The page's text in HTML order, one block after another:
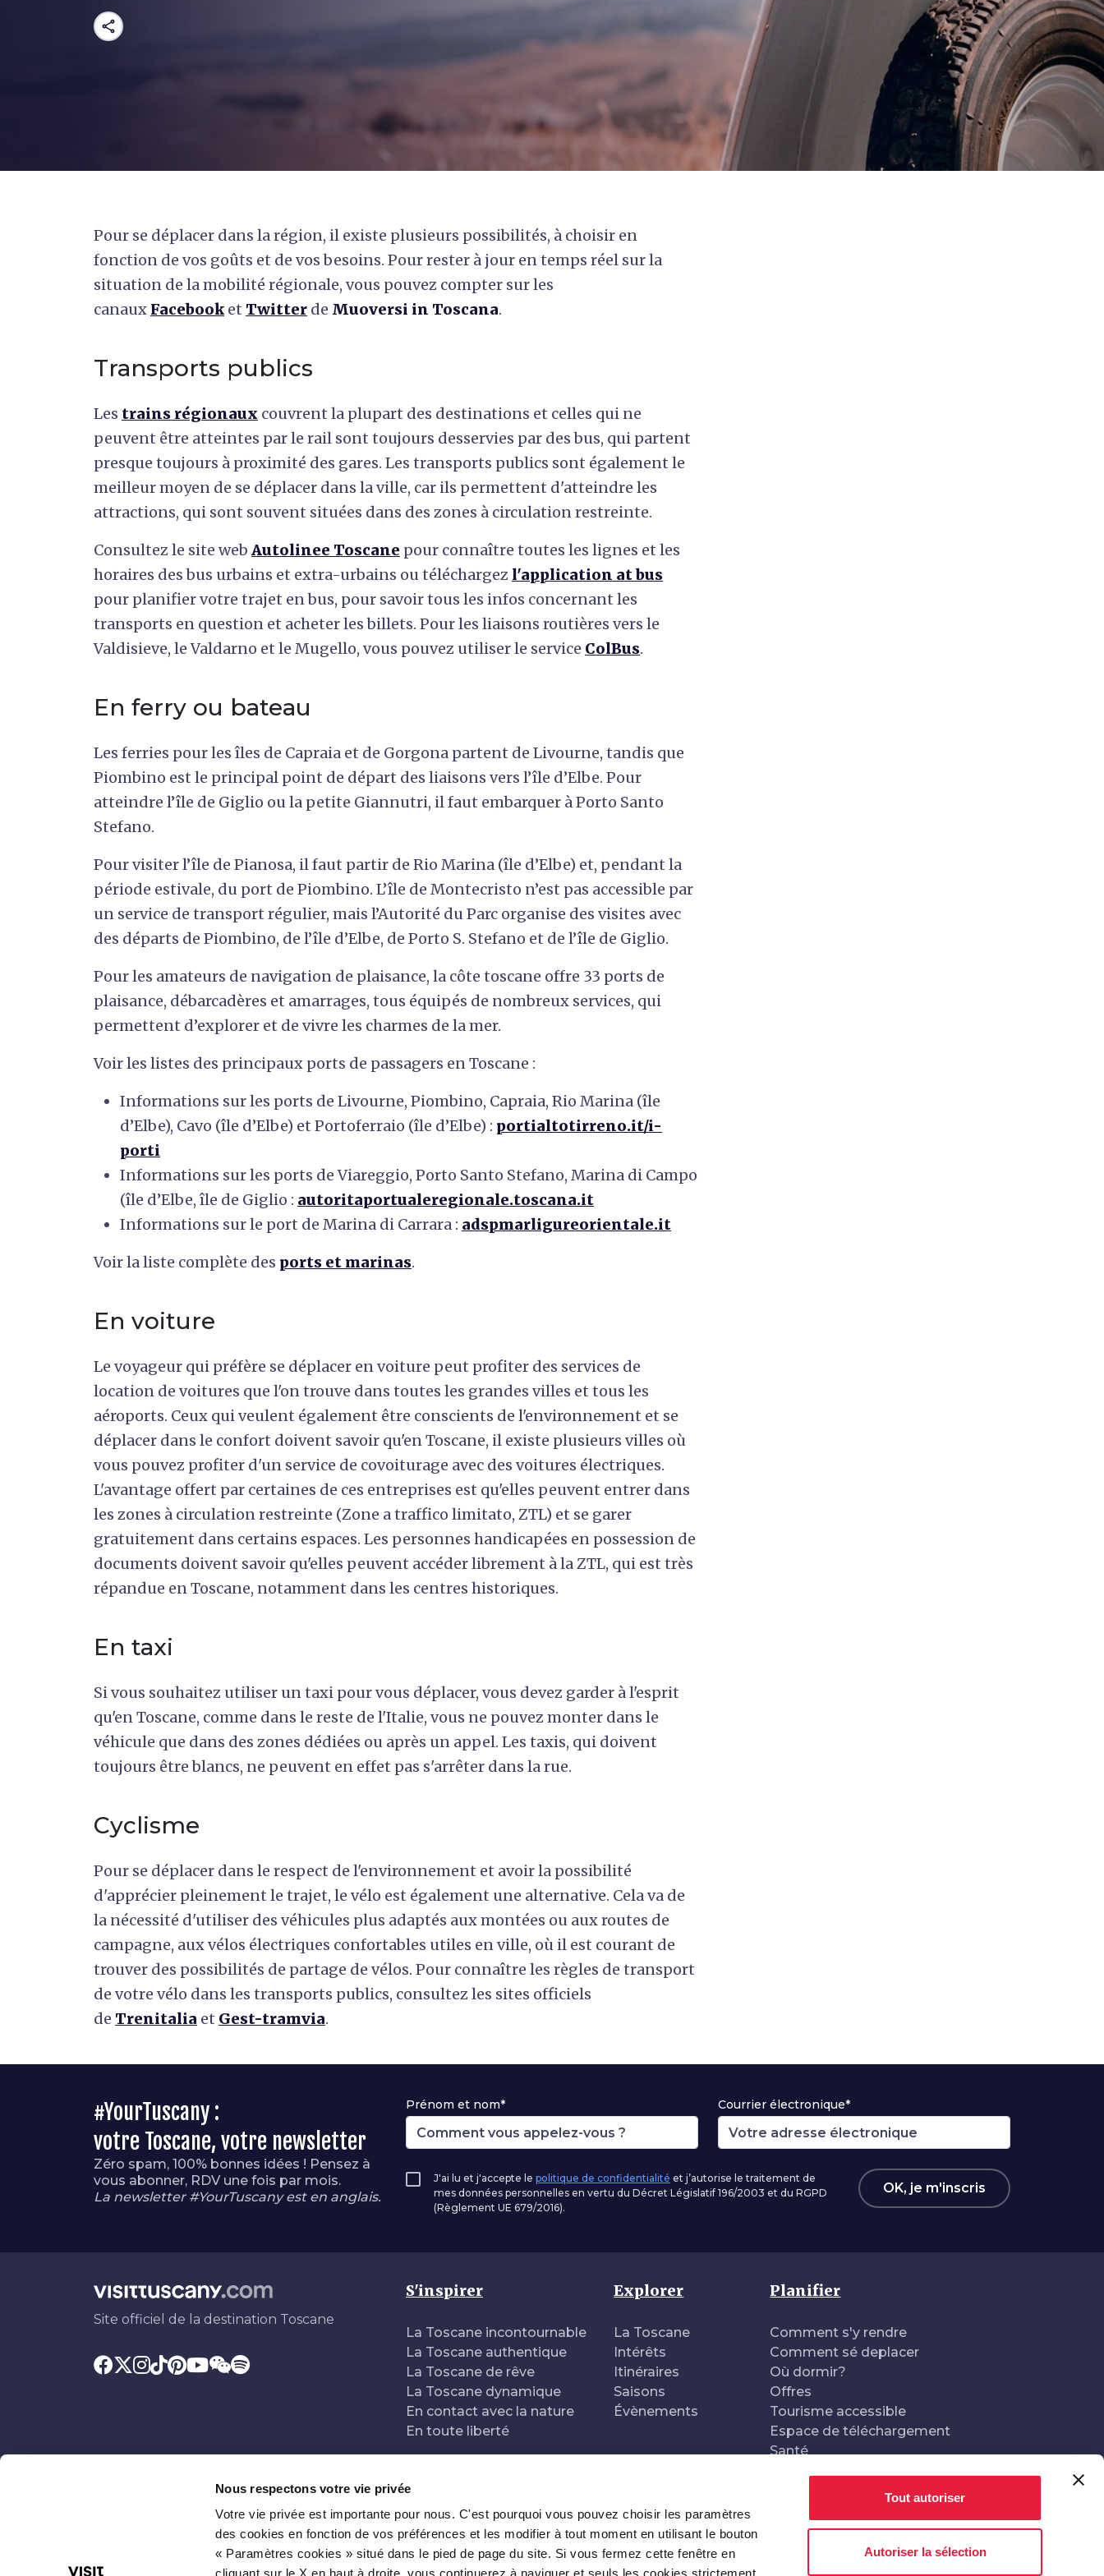
Nous respectons votre vie privée
Votre vie privée est importante pour nous. C'est pourquoi vous pouvez choisir les paramètres
des cookies en fonction de vos préférences et les modifier à tout moment en utilisant le bouton
« Paramètres cookies » situé dans le pied de page du site. Si vous fermez cette fenêtre en
Tout autoriser
Autoriser la sélection
share
Pour se déplacer dans la région, il existe plusieurs possibilités, à choisir en
fonction de vos goûts et de vos besoins. Pour rester à jour en temps réel sur la
situation de la mobilité régionale, vous pouvez compter sur les
canaux Facebook et Twitter de Muoversi in Toscana.
Transports publics
Les trains régionaux couvrent la plupart des destinations et celles qui ne
peuvent être atteintes par le rail sont toujours desservies par des bus, qui partent
presque toujours à proximité des gares. Les transports publics sont également le
meilleur moyen de se déplacer dans la ville, car ils permettent d'atteindre les
attractions, qui sont souvent situées dans des zones à circulation restreinte.
Consultez le site web Autolinee Toscane pour connaître toutes les lignes et les
horaires des bus urbains et extra-urbains ou téléchargez l'application at bus
pour planifier votre trajet en bus, pour savoir tous les infos concernant les
transports en question et acheter les billets. Pour les liaisons routières vers le
Valdisieve, le Valdarno et le Mugello, vous pouvez utiliser le service ColBus.
En ferry ou bateau
Les ferries pour les îles de Capraia et de Gorgona partent de Livourne, tandis que
Piombino est le principal point de départ des liaisons vers l’île d’Elbe. Pour
atteindre l’île de Giglio ou la petite Giannutri, il faut embarquer à Porto Santo
Stefano.
Pour visiter l’île de Pianosa, il faut partir de Rio Marina (île d’Elbe) et, pendant la
période estivale, du port de Piombino. L’île de Montecristo n’est pas accessible par
un service de transport régulier, mais l’Autorité du Parc organise des visites avec
des départs de Piombino, de l’île d’Elbe, de Porto S. Stefano et de l’île de Giglio.
Pour les amateurs de navigation de plaisance, la côte toscane offre 33 ports de
plaisance, débarcadères et amarrages, tous équipés de nombreux services, qui
permettent d’explorer et de vivre les charmes de la mer.
Voir les listes des principaux ports de passagers en Toscane :
Informations sur les ports de Livourne, Piombino, Capraia, Rio Marina (île
d’Elbe), Cavo (île d’Elbe) et Portoferraio (île d’Elbe) : portialtotirreno.it/i-
porti
Informations sur les ports de Viareggio, Porto Santo Stefano, Marina di Campo
(île d’Elbe, île de Giglio : autoritaportualeregionale.toscana.it
Informations sur le port de Marina di Carrara : adspmarligureorientale.it
Voir la liste complète des ports et marinas.
En voiture
Le voyageur qui préfère se déplacer en voiture peut profiter des services de
location de voitures que l'on trouve dans toutes les grandes villes et tous les
aéroports. Ceux qui veulent également être conscients de l'environnement et se
déplacer dans le confort doivent savoir qu'en Toscane, il existe plusieurs villes où
vous pouvez profiter d'un service de covoiturage avec des voitures électriques.
L'avantage offert par certaines de ces entreprises est qu'elles peuvent entrer dans
les zones à circulation restreinte (Zone a traffico limitato, ZTL) et se garer
gratuitement dans certains espaces. Les personnes handicapées en possession de
documents doivent savoir qu'elles peuvent accéder librement à la ZTL, qui est très
répandue en Toscane, notamment dans les centres historiques.
En taxi
Si vous souhaitez utiliser un taxi pour vous déplacer, vous devez garder à l'esprit
qu'en Toscane, comme dans le reste de l'Italie, vous ne pouvez monter dans le
véhicule que dans des zones dédiées ou après un appel. Les taxis, qui doivent
toujours être blancs, ne peuvent en effet pas s'arrêter dans la rue.
Cyclisme
Pour se déplacer dans le respect de l'environnement et avoir la possibilité
d'apprécier pleinement le trajet, le vélo est également une alternative. Cela va de
la nécessité d'utiliser des véhicules plus adaptés aux montées ou aux routes de
campagne, aux vélos électriques confortables utiles en ville, où il est courant de
trouver des possibilités de partage de vélos. Pour connaître les règles de transport
de votre vélo dans les transports publics, consultez les sites officiels
de Trenitalia et Gest-tramvia.
#YourTuscany :
votre Toscane, votre newsletter
Zéro spam, 100% bonnes idées ! Pensez à
vous abonner, RDV une fois par mois.
La newsletter #YourTuscany est en anglais.
Prénom et nom* Courrier électronique*
J'ai lu et j'accepte le politique de confidentialité et j’autorise le traitement de
mes données personnelles en vertu du Décret Législatif 196/2003 et du RGPD
(Règlement UE 679/2016).
OK, je m'inscris
Site officiel de la destination Toscane
S'inspirer
La Toscane incontournable
La Toscane authentique
La Toscane de rêve
La Toscane dynamique
En contact avec la nature
En toute liberté
Explorer
La Toscane
Intérêts
Itinéraires
Saisons
Évènements
Planifier
Comment s'y rendre
Comment sé deplacer
Où dormir?
Offres
Tourisme accessible
Espace de téléchargement
Santé
Avec la contribution de Conçu et géré par En collaboration avec